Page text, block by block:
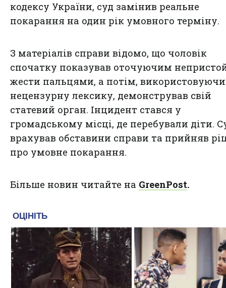
кодексу України, суд замінив реальне
покарання на один рік умовного терміну.
З матеріалів справи відомо, що чоловік
спочатку показував оточуючим
жести пальцями, а потім, використовуючи
нецензурну лексику, демонстрував свій
статевий орган. Інцидент стався у
громадському місці, де перебували діти.
врахував обставини справи та прийняв
про умовне покарання.
Більше новин читайте на GreenPost.